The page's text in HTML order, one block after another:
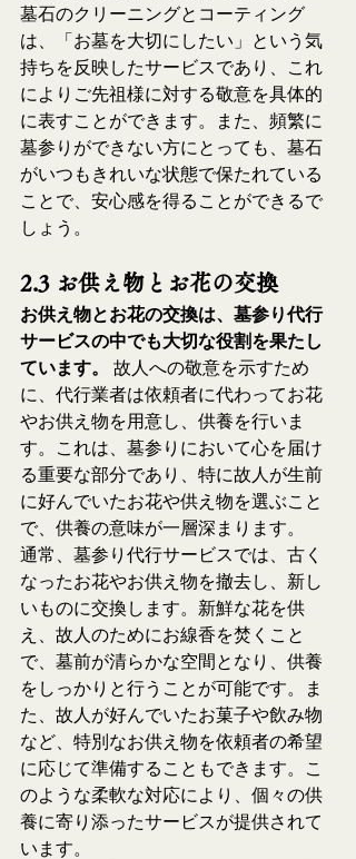
墓石のクリーニングとコーティング
は、「お墓を大切にしたい」という気
持ちを反映したサービスであり、これ
によりご先祖様に対する敬意を具体的
に表すことができます。また、頻繁に
墓参りができない方にとっても、墓石
がいつもきれいな状態で保たれている
ことで、安心感を得ることができるで
しょう。
2.3 お供え物とお花の交換
お供え物とお花の交換は、墓参り代行
サービスの中でも大切な役割を果たし
ています。
故人への敬意を示すため
に、代行業者は依頼者に代わってお花
やお供え物を用意し、供養を行いま
す。これは、墓参りにおいて心を届け
る重要な部分であり、特に故人が生前
に好んでいたお花や供え物を選ぶこと
で、供養の意味が一層深まります。
通常、墓参り代行サービスでは、古く
なったお花やお供え物を撤去し、新し
いものに交換します。新鮮な花を供
え、故人のためにお線香を焚くこと
で、墓前が清らかな空間となり、供養
をしっかりと行うことが可能です。ま
た、故人が好んでいたお菓子や飲み物
など、特別なお供え物を依頼者の希望
に応じて準備することもできます。こ
のような柔軟な対応により、個々の供
養に寄り添ったサービスが提供されて
います。